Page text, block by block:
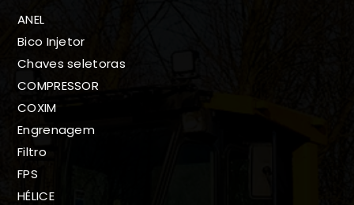
ANEL
Bico Injetor
Chaves seletoras
COMPRESSOR
COXIM
Engrenagem
Filtro
FPS
HÉLICE